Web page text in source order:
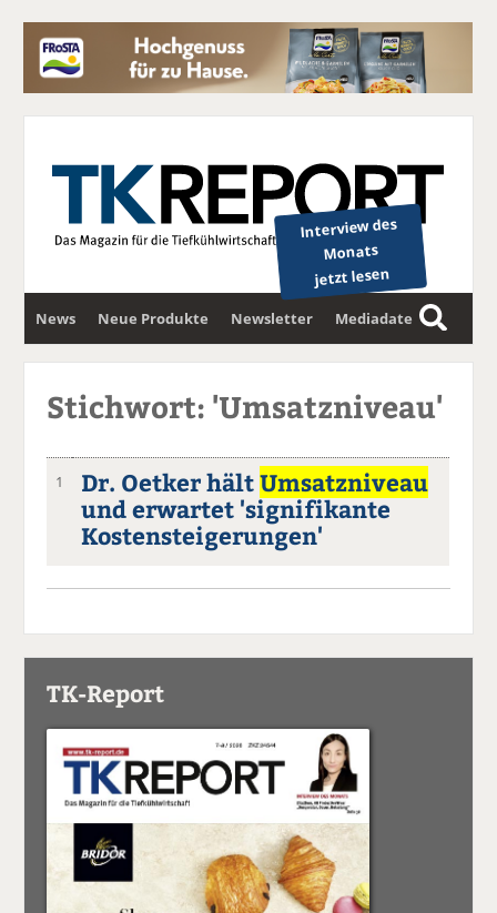
Interview des
Monats
jetzt lesen
News Neue Produkte Newsletter Mediadaten
S
u
h
Stichwort: 'Umsatzniveau'
1 Dr. Oetker hältUmsatzniveau
und erwartet 'signifikante
Kostensteigerungen'
TK-Report